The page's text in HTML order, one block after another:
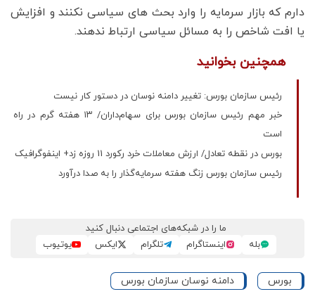
دارم که بازار سرمایه را وارد بحث های سیاسی نکنند و افزایش
یا افت شاخص را به مسائل سیاسی ارتباط ندهند.
همچنین بخوانید
رئیس سازمان بورس: تغییر دامنه نوسان در دستور کار نیست
خبر مهم رئیس سازمان بورس برای سهام‌داران/ ۱۳ هفته گرم در راه
است
بورس در نقطه تعادل/ ارزش معاملات خرد رکورد 11 روزه زد+‌ اینفوگرافیک
رئیس سازمان بورس زنگ هفته سرمایه‌گذار را به صدا درآورد
ما را در شبکه‌های اجتماعی دنبال کنید
بله
اینستاگرام تلگرام ایکس یوتیوب
بورس
دامنه نوسان سازمان بورس